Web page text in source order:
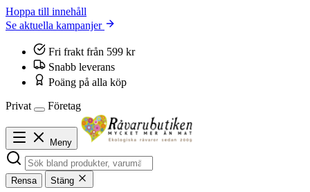
Hoppa till innehåll
Se aktuella kampanjer
Fri frakt från 599 kr
Snabb leverans
Poäng på alla köp
Privat
Företag
Meny
Rensa Stäng